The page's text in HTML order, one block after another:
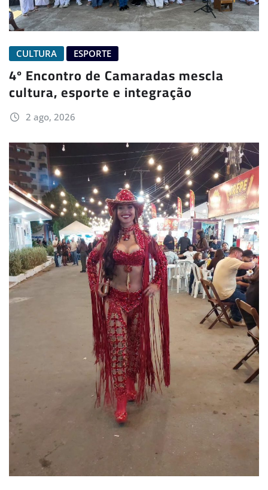
CULTURA ESPORTE
4º Encontro de Camaradas mescla
cultura, esporte e integração
2 ago, 2026